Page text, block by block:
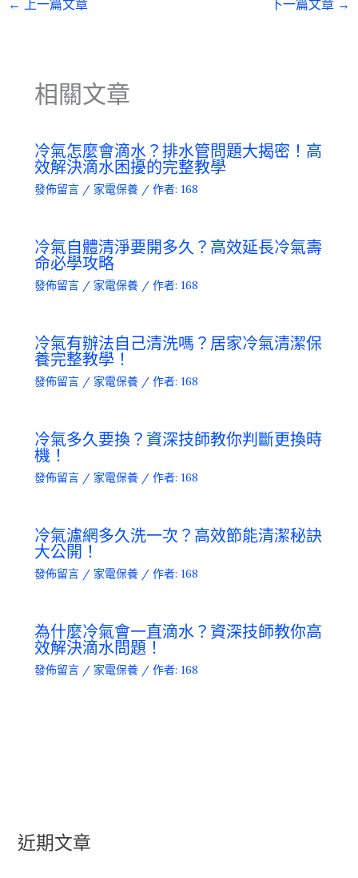
← 上一篇文章 下一篇文章 →
相關文章
冷氣怎麼會滴水？排水管問題大揭密！高
效解決滴水困擾的完整教學
發佈留言 / 家電保養/ 作者: 168
冷氣自體清淨要開多久？高效延長冷氣壽
命必學攻略
發佈留言 / 家電保養/ 作者: 168
冷氣有辦法自己清洗嗎？居家冷氣清潔保
養完整教學！
發佈留言 / 家電保養/ 作者: 168
冷氣多久要換？資深技師教你判斷更換時
機！
發佈留言 / 家電保養/ 作者: 168
冷氣濾網多久洗一次？高效節能清潔秘訣
大公開！
發佈留言 / 家電保養/ 作者: 168
為什麼冷氣會一直滴水？資深技師教你高
效解決滴水問題！
發佈留言 / 家電保養/ 作者: 168
近期文章